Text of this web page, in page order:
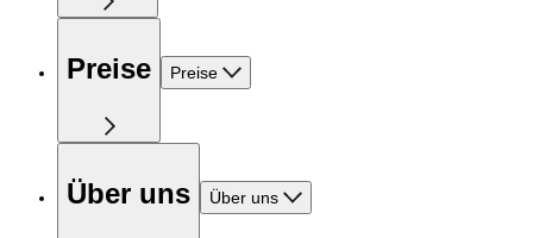
Preise Preise
Über uns Über uns